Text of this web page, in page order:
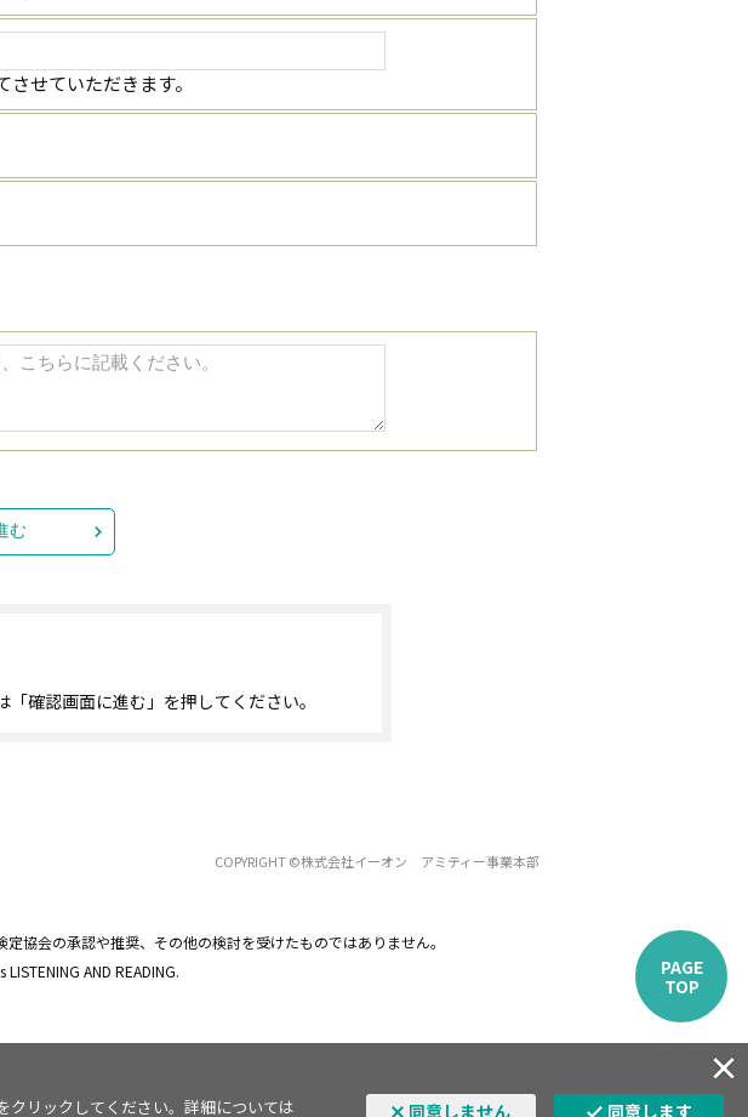
クリックしてください。詳細については 同意しません 同意します
せていただきます。
む
確認画面に進む」を押してください。
PAGE
TOP
COPYRIGHT ©株式会社イーオン アミティー事業本部
協会の承認や推奨、その他の検討を受けたものではありません。
AND READING.